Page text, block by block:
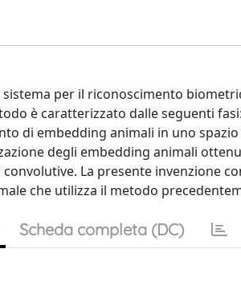
per il riconoscimento
è caratterizzato dalle seguenti
di embedding animali in uno
degli embedding animali
La presente invenzione
che utilizza il metodo
Scheda completa (DC)